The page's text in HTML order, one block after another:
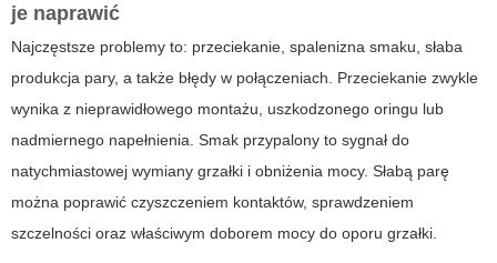
je naprawić
Najczęstsze problemy to: przeciekanie, spalenizna smaku, słaba
produkcja pary, a także błędy w połączeniach. Przeciekanie zwykle
wynika z nieprawidłowego montażu, uszkodzonego oringu lub
nadmiernego napełnienia. Smak przypalony to sygnał do
natychmiastowej wymiany grzałki i obniżenia mocy. Słabą parę
można poprawić czyszczeniem kontaktów, sprawdzeniem
szczelności oraz właściwym doborem mocy do oporu grzałki.